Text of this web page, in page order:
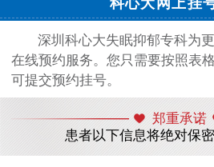
深圳科心大失眠抑郁专科为
在线预约服务。您只需要按照表
可提交预约挂号。
郑重承诺
患者以下信息将绝对保